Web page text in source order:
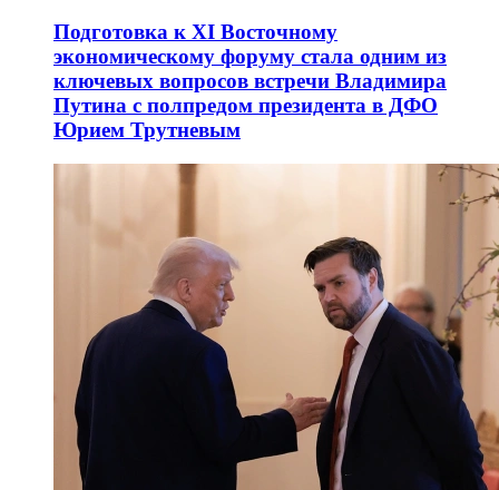
Подготовка к XI Восточному
экономическому форуму стала одним из
ключевых вопросов встречи Владимира
Путина с полпредом президента в ДФО
Юрием Трутневым